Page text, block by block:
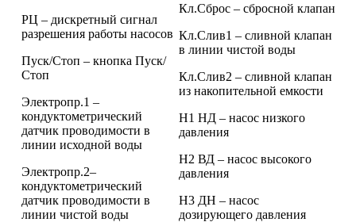
РЦ – дискретный сигнал
разрешения работы насосов
Пуск/Стоп – кнопка Пуск/
Стоп
Электропр.1 –
кондуктометрический
датчик проводимости в
линии исходной воды
Электропр.2–
кондуктометрический
датчик проводимости в
линии чистой воды
Кл.Сброс – сбросной клапан
Кл.Слив1 – сливной клапан
в линии чистой воды
Кл.Слив2 – сливной клапан
из накопительной емкости
Н1 НД – насос низкого
давления
Н2 ВД – насос высокого
давления
Н3 ДН – насос
дозирующего давления